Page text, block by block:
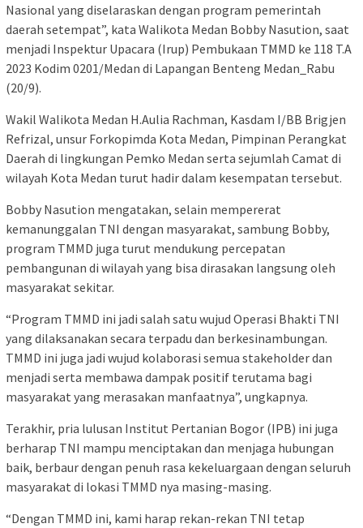
Nasional yang diselaraskan dengan program pemerintah
daerah setempat”, kata Walikota Medan Bobby Nasution, saat
menjadi Inspektur Upacara (Irup) Pembukaan TMMD ke 118 T.A
2023 Kodim 0201/Medan di Lapangan Benteng Medan_Rabu
(20/9).
Wakil Walikota Medan H.Aulia Rachman, Kasdam I/BB Brigjen
Refrizal, unsur Forkopimda Kota Medan, Pimpinan Perangkat
Daerah di lingkungan Pemko Medan serta sejumlah Camat di
wilayah Kota Medan turut hadir dalam kesempatan tersebut.
Bobby Nasution mengatakan, selain mempererat
kemanunggalan TNI dengan masyarakat, sambung Bobby,
program TMMD juga turut mendukung percepatan
pembangunan di wilayah yang bisa dirasakan langsung oleh
masyarakat sekitar.
“Program TMMD ini jadi salah satu wujud Operasi Bhakti TNI
yang dilaksanakan secara terpadu dan berkesinambungan.
TMMD ini juga jadi wujud kolaborasi semua stakeholder dan
menjadi serta membawa dampak positif terutama bagi
masyarakat yang merasakan manfaatnya”, ungkapnya.
Terakhir, pria lulusan Institut Pertanian Bogor (IPB) ini juga
berharap TNI mampu menciptakan dan menjaga hubungan
baik, berbaur dengan penuh rasa kekeluargaan dengan seluruh
masyarakat di lokasi TMMD nya masing-masing.
“Dengan TMMD ini, kami harap rekan-rekan TNI tetap